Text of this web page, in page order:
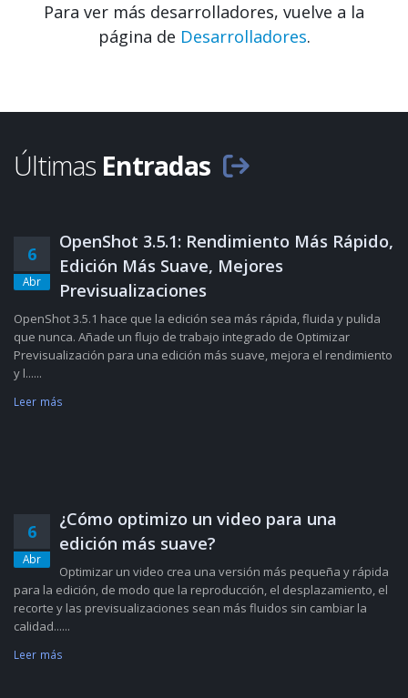
Para ver más desarrolladores, vuelve a la
página de Desarrolladores.
Últimas Entradas
6
Abr
OpenShot 3.5.1: Rendimiento Más Rápido,
Edición Más Suave, Mejores
Previsualizaciones
OpenShot 3.5.1 hace que la edición sea más rápida, fluida y pulida
que nunca. Añade un flujo de trabajo integrado de Optimizar
Previsualización para una edición más suave, mejora el rendimiento
y l......
Leer más
6
Abr
¿Cómo optimizo un video para una
edición más suave?
Optimizar un video crea una versión más pequeña y rápida
para la edición, de modo que la reproducción, el desplazamiento, el
recorte y las previsualizaciones sean más fluidos sin cambiar la
calidad......
Leer más